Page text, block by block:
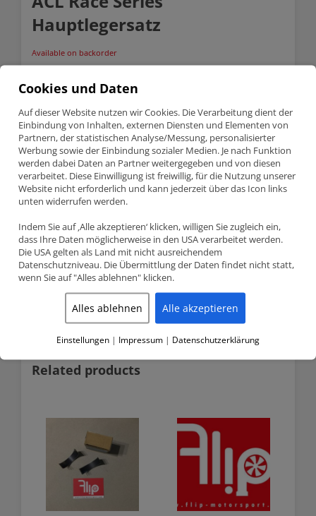
Hauptlegersatz
Available on backorder
GT-
R
VR38DETT
ACL
Race
Series
Hauptlegersatz
quantity
SKU:
4M2505H
Categories:ACL Lager,Lagerschalen,Nissan
Description
Description
NISSAN GT-R 3.8 VR38DETT ACL RACE SERIES
HAUPTLEGERSATZ
Teilenummer 4M2505H-STD
ACL Race Series Hauptlagersatz
Nissan GT-R – 3.8 (VR38DETT)
Related products
Cookies und Daten
Auf dieser Website nutzen wir Cookies. Die Verarbeitung dient der
Einbindung von Inhalten, externen Diensten und Elementen von
Partnern, der statistischen Analyse/Messung, personalisierter
Werbung sowie der Einbindung sozialer Medien. Je nach Funktion
werden dabei Daten an Partner weitergegeben und von diesen
verarbeitet. Diese Einwilligung ist freiwillig, für die Nutzung unserer
Website nicht erforderlich und kann jederzeit über das Icon links
unten widerrufen werden.
Indem Sie auf ‚Alle akzeptieren‘ klicken, willigen Sie zugleich ein,
dass Ihre Daten möglicherweise in den USA verarbeitet werden.
Die USA gelten als Land mit nicht ausreichendem
Datenschutzniveau. Die Übermittlung der Daten findet nicht statt,
wenn Sie auf "Alles ablehnen" klicken.
Alles ablehnen Alle akzeptieren
Einstellungen | Impressum | Datenschutzerklärung